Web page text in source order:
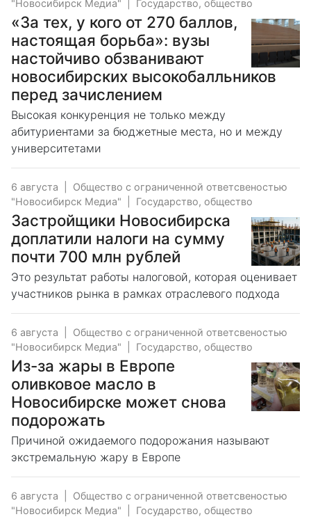
"Новосибирск Медиа" Государство, общество
«За тех, у кого от 270 баллов,
настоящая борьба»: вузы
настойчиво обзванивают
новосибирских высокобалльников
перед зачислением
Высокая конкуренция не только между
абитуриентами за бюджетные места, но и между
университетами
6 августа
Общество с ограниченной ответсвеностью
"Новосибирск Медиа"
Государство, общество
Застройщики Новосибирска
доплатили налоги на сумму
почти 700 млн рублей
Это результат работы налоговой, которая оценивает
участников рынка в рамках отраслевого подхода
6 августа
Общество с ограниченной ответсвеностью
"Новосибирск Медиа"
Государство, общество
Из-за жары в Европе
оливковое масло в
Новосибирске может снова
подорожать
Причиной ожидаемого подорожания называют
экстремальную жару в Европе
6 августа
Общество с ограниченной ответсвеностью
"Новосибирск Медиа"
Государство, общество